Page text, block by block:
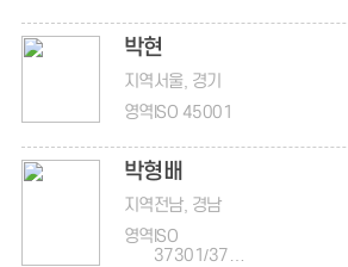
박현
지역서울, 경기
영역 ISO 45001
박형배
지역전남, 경남
영역 ISO
37301/3700